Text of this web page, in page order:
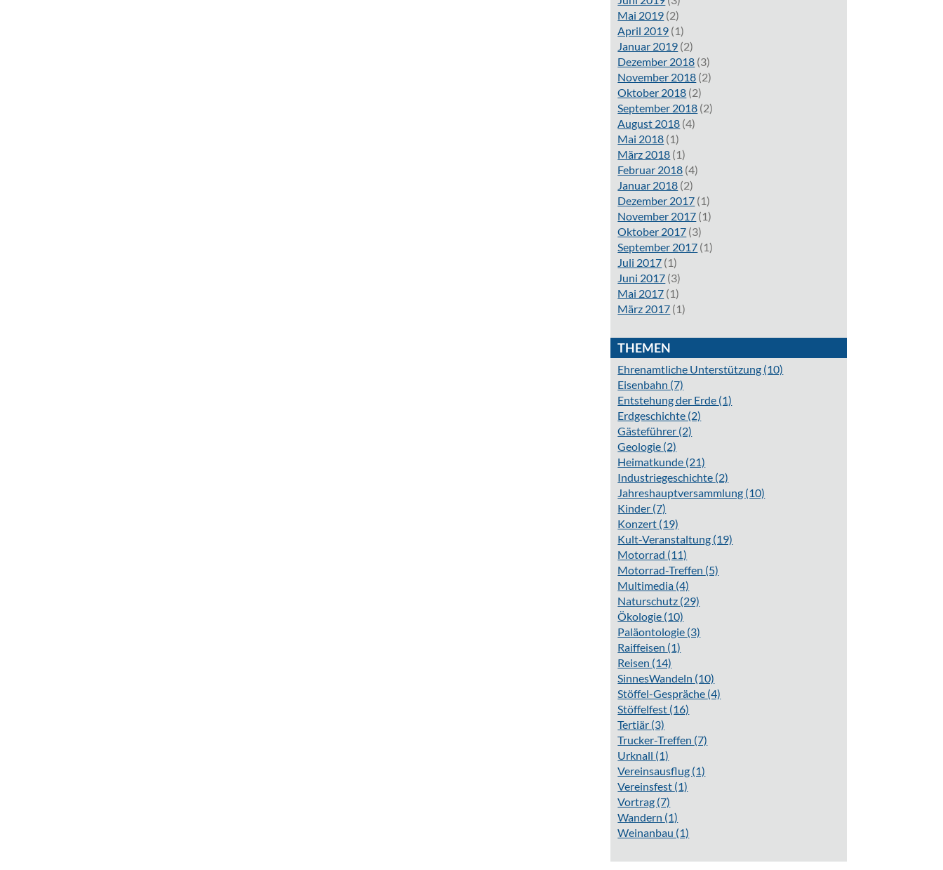
Mai 2019 (2)
April 2019 (1)
Januar 2019 (2)
Dezember 2018 (3)
November 2018 (2)
Oktober 2018 (2)
September 2018 (2)
August 2018 (4)
Mai 2018 (1)
März 2018 (1)
Februar 2018 (4)
Januar 2018 (2)
Dezember 2017 (1)
November 2017 (1)
Oktober 2017 (3)
September 2017 (1)
Juli 2017 (1)
Juni 2017 (3)
Mai 2017 (1)
März 2017 (1)
THEMEN
Ehrenamtliche Unterstützung (10)
Eisenbahn (7)
Entstehung der Erde (1)
Erdgeschichte (2)
Gästeführer (2)
Geologie (2)
Heimatkunde (21)
Industriegeschichte (2)
Jahreshauptversammlung (10)
Kinder (7)
Konzert (19)
Kult-Veranstaltung (19)
Motorrad (11)
Motorrad-Treffen (5)
Multimedia (4)
Naturschutz (29)
Ökologie (10)
Paläontologie (3)
Raiffeisen (1)
Reisen (14)
SinnesWandeln (10)
Stöffel-Gespräche (4)
Stöffelfest (16)
Tertiär (3)
Trucker-Treffen (7)
Urknall (1)
Vereinsausflug (1)
Vereinsfest (1)
Vortrag (7)
Wandern (1)
Weinanbau (1)